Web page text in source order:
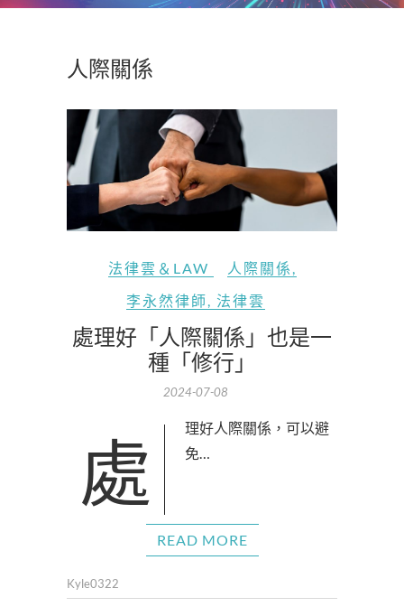
人際關係
法律雲＆LAW 人際關係
李永然律師
法律雲
處理好「人際關係」也是一
種「修行」
2024-07-08
處理好人際關係，可以避 免…
READ MORE
Kyle0322